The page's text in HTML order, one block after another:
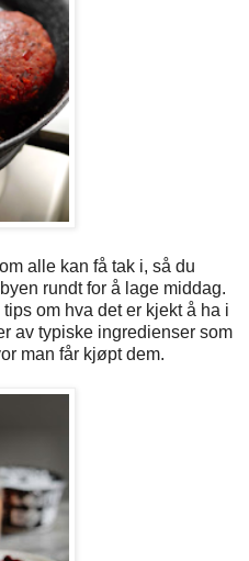
alle kan få tak i, så du
rundt for å lage middag.
om hva det er kjekt å ha i
av typiske ingredienser som
man får kjøpt dem.